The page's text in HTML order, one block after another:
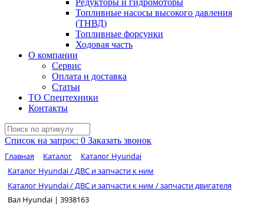
Редукторы и гидромоторы
Топливные насосы высокого давления
(ТНВД)
Топливные форсунки
Ходовая часть
О компании
Сервис
Оплата и доставка
Статьи
ТО Спецтехники
Контакты
Список на запрос: 0 Заказать звонок
Главная Каталог
Каталог Hyundai
Каталог Hyundai / ДВС и запчасти к ним
Каталог Hyundai / ДВС и запчасти к ним / запчасти двигателя
Вал Hyundai | 3938163